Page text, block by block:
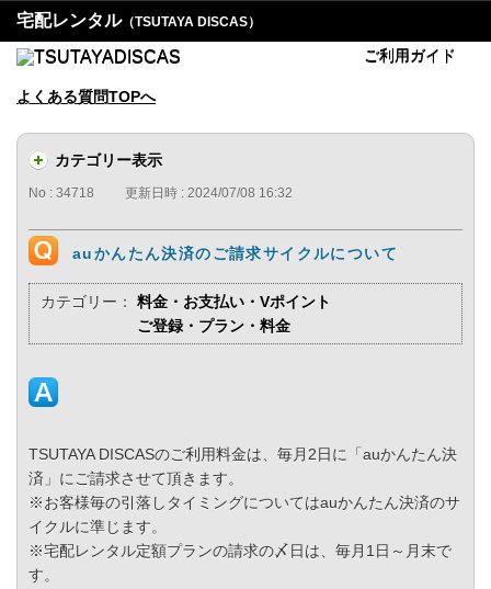
宅配レンタル（TSUTAYA DISCAS）
ご利用ガイド
よくある質問TOPへ
カテゴリー表示
No : 34718 更新日時 : 2024/07/08 16:32
auかんたん決済のご請求サイクルについて
カテゴリー：
料金・お支払い・Vポイント
ご登録・プラン・料金
TSUTAYA DISCASのご利用料金は、毎月2日に「auかんたん決
済」にご請求させて頂きます。
※お客様毎の引落しタイミングについてはauかんたん決済のサ
イクルに準じます。
※宅配レンタル定額プランの請求の〆日は、毎月1日～月末で
す。